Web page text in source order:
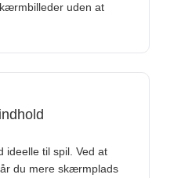
uden at
ideelle til spil. Ved at
du mere skærmplads